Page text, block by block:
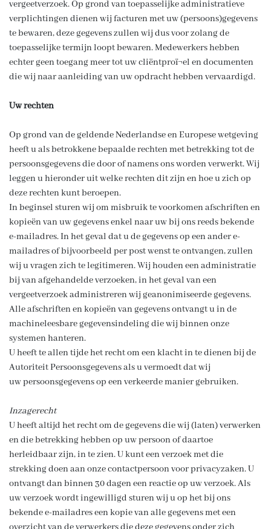
vergeetverzoek. Op grond van toepasselijke administratieve
verplichtingen dienen wij facturen met uw (persoons)gegevens
te bewaren, deze gegevens zullen wij dus voor zolang de
toepasselijke termijn loopt bewaren. Medewerkers hebben
echter geen toegang meer tot uw cliëntproï¬el en documenten
die wij naar aanleiding van uw opdracht hebben vervaardigd.
Uw rechten
Op grond van de geldende Nederlandse en Europese wetgeving
heeft u als betrokkene bepaalde rechten met betrekking tot de
persoonsgegevens die door of namens ons worden verwerkt. Wij
leggen u hieronder uit welke rechten dit zijn en hoe u zich op
deze rechten kunt beroepen.
In beginsel sturen wij om misbruik te voorkomen afschriften en
kopieën van uw gegevens enkel naar uw bij ons reeds bekende
e-mailadres. In het geval dat u de gegevens op een ander e-
mailadres of bijvoorbeeld per post wenst te ontvangen, zullen
wij u vragen zich te legitimeren. Wij houden een administratie
bij van afgehandelde verzoeken, in het geval van een
vergeetverzoek administreren wij geanonimiseerde gegevens.
Alle afschriften en kopieën van gegevens ontvangt u in de
machineleesbare gegevensindeling die wij binnen onze
systemen hanteren.
U heeft te allen tijde het recht om een klacht in te dienen bij de
Autoriteit Persoonsgegevens als u vermoedt dat wij
uw persoonsgegevens op een verkeerde manier gebruiken.
Inzagerecht
U heeft altijd het recht om de gegevens die wij (laten) verwerken
en die betrekking hebben op uw persoon of daartoe
herleidbaar zijn, in te zien. U kunt een verzoek met die
strekking doen aan onze contactpersoon voor privacyzaken. U
ontvangt dan binnen 30 dagen een reactie op uw verzoek. Als
uw verzoek wordt ingewilligd sturen wij u op het bij ons
bekende e-mailadres een kopie van alle gegevens met een